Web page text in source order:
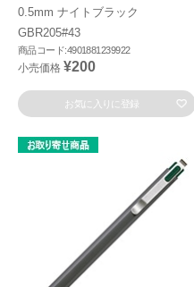
0.5mm ナイトブラック
GBR205#43
商品コード:4901881239922
小売価格 ¥200
お気に入りに登録